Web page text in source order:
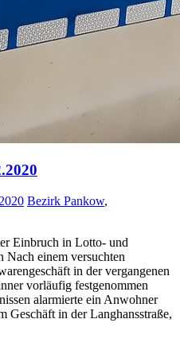
Bezirk Pankow,
Einbruch in Lotto- und
Nach einem versuchten
in der vergangenen
vorläufig festgenommen
alarmierte ein Anwohner
Geschäft in der Langhansstraße,